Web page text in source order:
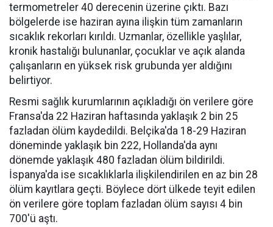
termometreler 40 derecenin üzerine çıktı. Bazı
bölgelerde ise haziran ayına ilişkin tüm zamanların
sıcaklık rekorları kırıldı. Uzmanlar, özellikle yaşlılar,
kronik hastalığı bulunanlar, çocuklar ve açık alanda
çalışanların en yüksek risk grubunda yer aldığını
belirtiyor.
Resmi sağlık kurumlarının açıkladığı ön verilere göre
Fransa'da 22 Haziran haftasında yaklaşık 2 bin 25
fazladan ölüm kaydedildi. Belçika'da 18-29 Haziran
döneminde yaklaşık bin 222, Hollanda'da aynı
dönemde yaklaşık 480 fazladan ölüm bildirildi.
İspanya'da ise sıcaklıklarla ilişkilendirilen en az bin 28
ölüm kayıtlara geçti. Böylece dört ülkede teyit edilen
ön verilere göre toplam fazladan ölüm sayısı 4 bin
700'ü aştı.